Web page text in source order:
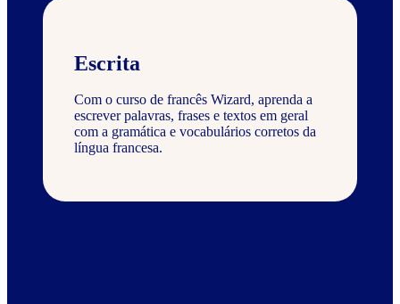
Escrita
Com o curso de francês Wizard, aprenda a
escrever palavras, frases e textos em geral
com a gramática e vocabulários corretos da
língua francesa.